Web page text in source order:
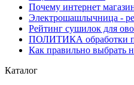
Почему интернет
Электрошашлычница -
Рейтинг сушилок для
ПОЛИТИКА обработки
Как правильно выбрать
Каталог